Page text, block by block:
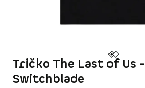
Tričko The Last of Us -
Switchblade